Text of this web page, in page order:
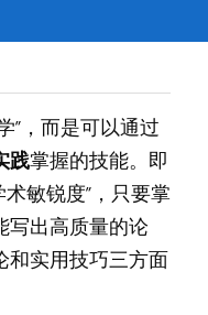
”，而是可以通过
践掌握的技能。即
术敏锐度”，只要掌
写出高质量的论
和实用技巧三方面